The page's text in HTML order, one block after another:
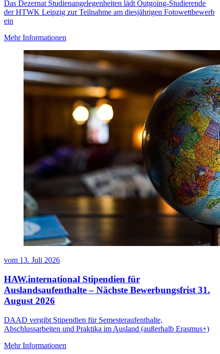
Das Dezernat Studienangelegenheiten lädt Outgoing-Studierende
der HTWK Leipzig zur Teilnahme am diesjährigen Fotowettbewerb
ein
Mehr Informationen
vom 13. Juli 2026
HAW.international Stipendien für
Auslandsaufenthalte – Nächste Bewerbungsfrist 31.
August 2026
DAAD vergibt Stipendien für Semesteraufenthalte,
Abschlussarbeiten und Praktika im Ausland (außerhalb Erasmus+)
Mehr Informationen